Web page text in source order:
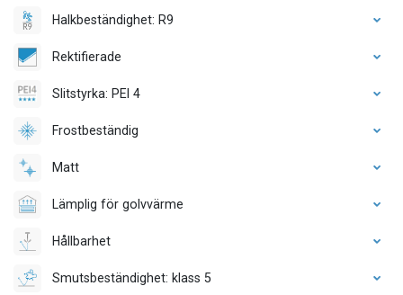
Halkbeständighet: R9
Rektifierade
Slitstyrka: PEI 4
Frostbeständig
Matt
Lämplig för golvvärme
Hållbarhet
Smutsbeständighet: klass 5